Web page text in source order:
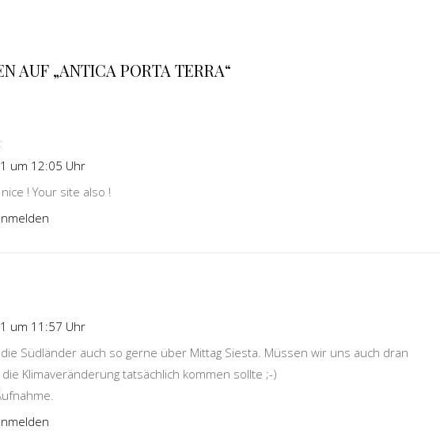
AUF „ANTICA PORTA TERRA“
um 12:05 Uhr
! Your site also !
um 11:57 Uhr
Südländer auch so gerne über Mittag Siesta. Müssen wir uns auch dran
Klimaveränderung tatsächlich kommen sollte ;-)